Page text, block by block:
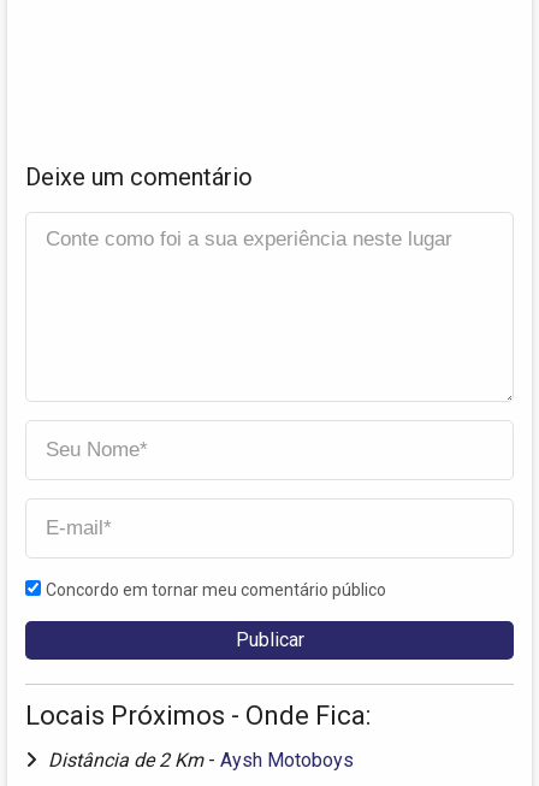
Deixe um comentário
Concordo em tornar meu comentário público
Locais Próximos - Onde Fica:
Distância de 2 Km - Aysh Motoboys